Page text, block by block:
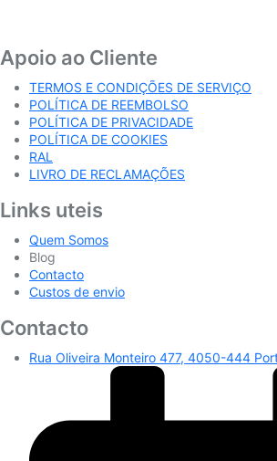
Apoio ao Cliente
TERMOS E CONDIÇÕES DE SERVIÇO
POLÍTICA DE REEMBOLSO
POLÍTICA DE PRIVACIDADE
POLÍTICA DE COOKIES
RAL
LIVRO DE RECLAMAÇÕES
Links uteis
Quem Somos
Blog
Contacto
Custos de envio
Contacto
Rua Oliveira Monteiro 477, 4050-444